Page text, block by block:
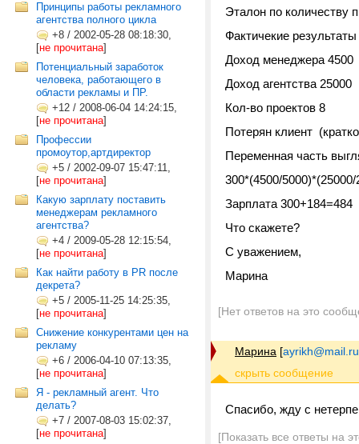
Принципы работы рекламного
агентства полного цикла
+8 / 2002-05-28 08:18:30,
[не прочитана]
Потенциальный заработок
человека, работающего в
области рекламы и ПР.
+12 / 2008-06-04 14:24:15,
[не прочитана]
Профессии
промоутор,артдиректор
+5 / 2002-09-07 15:47:11,
[не прочитана]
Какую зарплату поставить
менеджерам рекламного
агентства?
+4 / 2009-05-28 12:15:54,
[не прочитана]
Как найти работу в PR после
декрета?
+5 / 2005-11-25 14:25:35,
[не прочитана]
Снижение конкурентами цен на
рекламу
+6 / 2006-04-10 07:13:35,
[не прочитана]
Я - рекламный агент. Что
делать?
+7 / 2007-08-03 15:02:37,
[не прочитана]
Эталон по количеству
Фактичекие результаты
Доход менеджера 4500
Доход агентства 25000
Кол-во проектов 8
Потерян клиент
Переменная часть
300*(4500/
Зарплата 300+184=484
Что скажете?
С уважением,
Марина
[Нет ответов на это
Марина [ayrikh@mail.ru
Спасибо, жду с
[Показать все ответы на